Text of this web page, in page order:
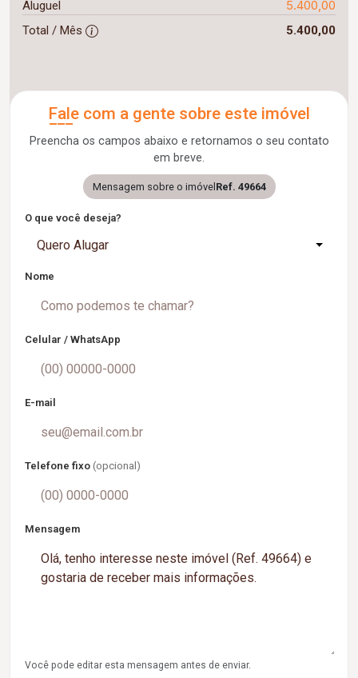
Aluguel 5.400,00
Total / Mês 5.400,00
Fale com a gente sobre este imóvel
Preencha os campos abaixo e retornamos o seu contato
em breve.
Mensagem sobre o imóvelRef. 49664
O que você deseja?
Quero Alugar
Nome
Celular / WhatsApp
E-mail
Telefone fixo (opcional)
Mensagem
Você pode editar esta mensagem antes de enviar.